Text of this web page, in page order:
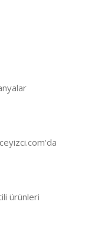
ürünleri